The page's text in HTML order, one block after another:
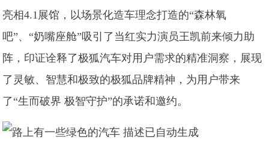
亮相4.1展馆，以场景化造车理念打造的“森林氧
吧”、“奶嘴座舱”吸引了当红实力演员王凯前来倾力助
阵，印证诠释了极狐汽车对用户需求的精准洞察，展现
了灵敏、智慧和极致的极狐品牌精神，为用户带来
了“生而破界 极智守护”的承诺和邀约。